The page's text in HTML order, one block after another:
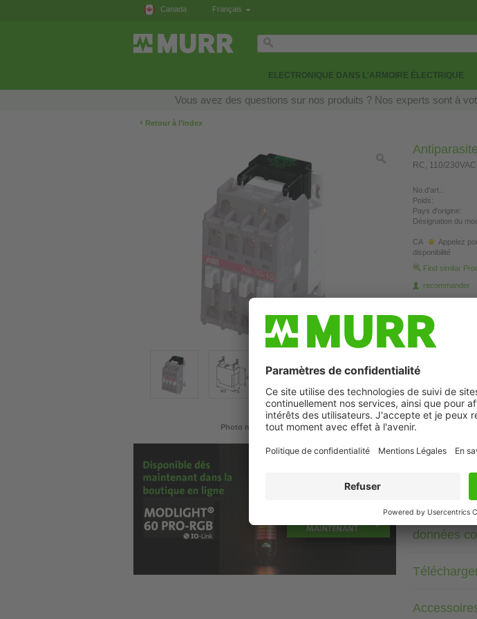
Canada Français
ELECTRONIQUE DANS L'ARMOIRE ÉLECTRIQUE
Vous avez des questions sur nos produits ? Nos experts sont à
‹ Retour à l’index
Photo non contractuelle
RC, 110/230VAC
No.d'art.:
Poids:
Pays d'origine:
Désignation du
CA Appelez
disponibilité
Find similar
recommander
Description
110 V AC/DC
230 V AC/DC
Autres
Données
données